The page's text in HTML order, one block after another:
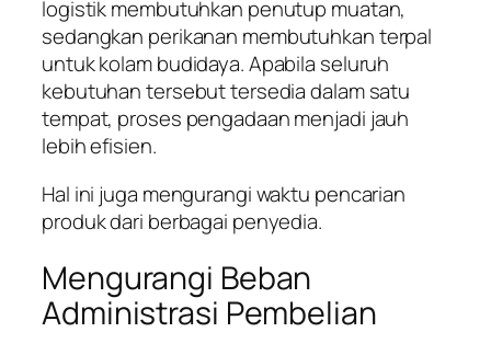
logistik membutuhkan penutup muatan,
sedangkan perikanan membutuhkan terpal
untuk kolam budidaya. Apabila seluruh
kebutuhan tersebut tersedia dalam satu
tempat, proses pengadaan menjadi jauh
lebih efisien.
Hal ini juga mengurangi waktu pencarian
produk dari berbagai penyedia.
Mengurangi Beban
Administrasi Pembelian